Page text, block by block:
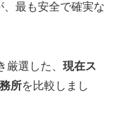
、最も安全で確実な
選した、 現在ス
所を比較しまし